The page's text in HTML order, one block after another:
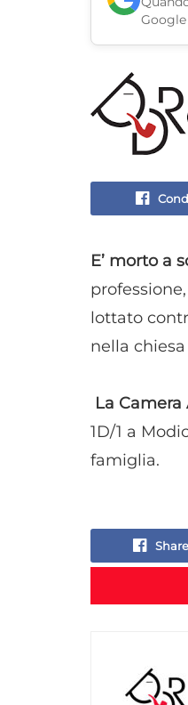
Google
E’ morto a
lottato
nella
La
1D/1 a
famiglia.
Share